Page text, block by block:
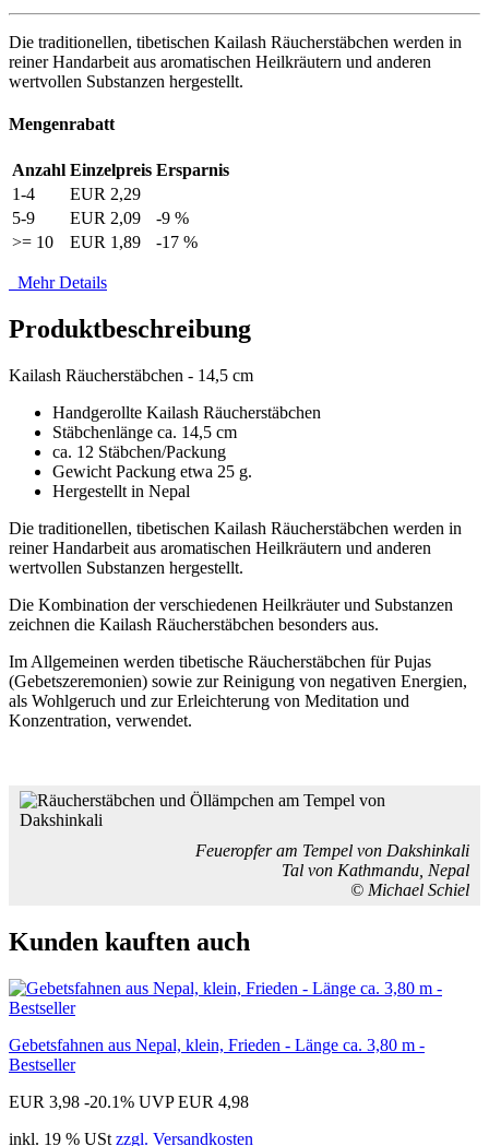
Die traditionellen, tibetischen Kailash Räucherstäbchen werden in
reiner Handarbeit aus aromatischen Heilkräutern und anderen
wertvollen Substanzen hergestellt.
Mengenrabatt
Anzahl Einzelpreis Ersparnis
1-4
EUR 2,29
5-9
EUR 2,09
-9 %
>= 10
EUR 1,89 -17 %
Mehr Details
Produktbeschreibung
Kailash Räucherstäbchen - 14,5 cm
Handgerollte Kailash Räucherstäbchen
Stäbchenlänge ca. 14,5 cm
ca. 12 Stäbchen/Packung
Gewicht Packung etwa 25 g.
Hergestellt in Nepal
Die traditionellen, tibetischen Kailash Räucherstäbchen werden in
reiner Handarbeit aus aromatischen Heilkräutern und anderen
wertvollen Substanzen hergestellt.
Die Kombination der verschiedenen Heilkräuter und Substanzen
zeichnen die Kailash Räucherstäbchen besonders aus.
Im Allgemeinen werden tibetische Räucherstäbchen für Pujas
(Gebetszeremonien) sowie zur Reinigung von negativen Energien,
als Wohlgeruch und zur Erleichterung von Meditation und
Konzentration, verwendet.
Feueropfer am Tempel von Dakshinkali
Tal von Kathmandu, Nepal
© Michael Schiel
Kunden kauften auch
Gebetsfahnen aus Nepal, klein, Frieden - Länge ca. 3,80 m -
Bestseller
EUR 3,98 -20.1% UVP EUR 4,98
inkl. 19 % USt zzgl. Versandkosten